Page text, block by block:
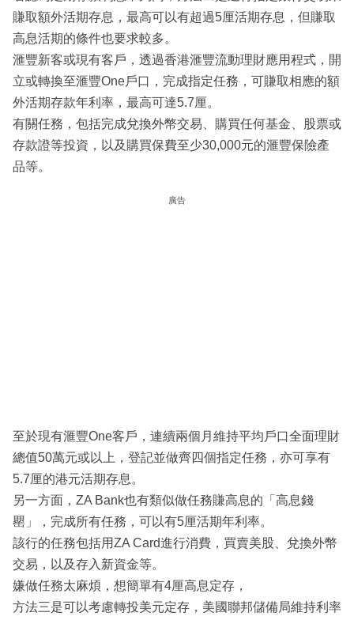
賺取額外活期存息，最高可以有超過5厘活期存息，但賺取
高息活期的條件也要求較多。
滙豐新客或現有客戶，透過香港滙豐流動理財應用程式，開
立或轉換至滙豐One戶口，完成指定任務，可賺取相應的額
外活期存款年利率，最高可達5.7厘。
有關任務，包括完成兌換外幣交易、購買任何基金、股票或
存款證等投資，以及購買保費至少30,000元的滙豐保險產
品等。
廣告
至於現有滙豐One客戶，連續兩個月維持平均戶口全面理財
總值50萬元或以上，登記並做齊四個指定任務，亦可享有
5.7厘的港元活期存息。
另一方面，ZA Bank也有類似做任務賺高息的「高息錢
罌」，完成所有任務，可以有5厘活期年利率。
該行的任務包括用ZA Card進行消費，買賣美股、兌換外幣
交易，以及存入新資金等。
嫌做任務太麻煩，想簡單有4厘高息定存，
方法三是可以考慮轉投美元定存，美國聯邦儲備局維持利率